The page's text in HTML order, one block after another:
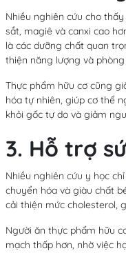
Nhiều nghiên cứu cho
sắt, magiê và canxi cao
là các dưỡng chất quan
thiện năng lượng và
Thực phẩm hữu cơ cũng
hóa tự nhiên, giúp cơ thể
khỏi gốc tự do và giảm
3. Hỗ trợ
Nhiều nghiên cứu y học
chuyển hóa và giàu chất
cải thiện mức cholesterol,
Người ăn thực phẩm hữu
mạch thấp hơn, nhờ việc